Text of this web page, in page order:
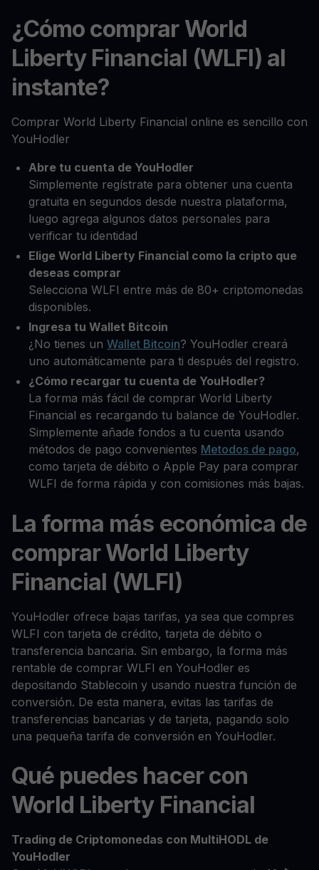
¿Cómo comprar World
Liberty Financial (WLFI) al
instante?
Comprar World Liberty Financial online es sencillo con
YouHodler
Abre tu cuenta de YouHodler
Simplemente regístrate para obtener una cuenta
gratuita en segundos desde nuestra plataforma,
luego agrega algunos datos personales para
verificar tu identidad
Elige World Liberty Financial como la cripto que
deseas comprar
Selecciona WLFI entre más de 80+ criptomonedas
disponibles.
Ingresa tu Wallet Bitcoin
¿No tienes un Wallet Bitcoin? YouHodler creará
uno automáticamente para ti después del registro.
¿Cómo recargar tu cuenta de YouHodler?
La forma más fácil de comprar World Liberty
Financial es recargando tu balance de YouHodler.
Simplemente añade fondos a tu cuenta usando
métodos de pago convenientes Metodos de pago,
como tarjeta de débito o Apple Pay para comprar
WLFI de forma rápida y con comisiones más bajas.
La forma más económica de
comprar World Liberty
Financial (WLFI)
YouHodler ofrece bajas tarifas, ya sea que compres
WLFI con tarjeta de crédito, tarjeta de débito o
transferencia bancaria. Sin embargo, la forma más
rentable de comprar WLFI en YouHodler es
depositando Stablecoin y usando nuestra función de
conversión. De esta manera, evitas las tarifas de
transferencias bancarias y de tarjeta, pagando solo
una pequeña tarifa de conversión en YouHodler.
Qué puedes hacer con
World Liberty Financial
Trading de Criptomonedas con MultiHODL de
YouHodler